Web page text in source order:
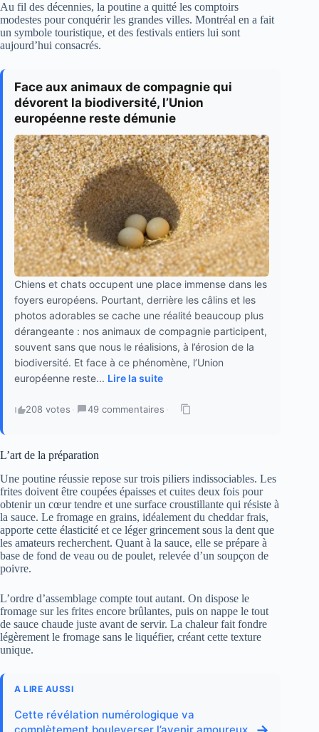
Au fil des décennies, la poutine a quitté les comptoirs
modestes pour conquérir les grandes villes. Montréal en a fait
un symbole touristique, et des festivals entiers lui sont
aujourd’hui consacrés.
Face aux animaux de compagnie qui
dévorent la biodiversité, l’Union
européenne reste démunie
Chiens et chats occupent une place immense dans les
foyers européens. Pourtant, derrière les câlins et les
photos adorables se cache une réalité beaucoup plus
dérangeante : nos animaux de compagnie participent,
souvent sans que nous le réalisions, à l’érosion de la
biodiversité. Et face à ce phénomène, l’Union
européenne reste... Lire la suite
208 votes · 49 commentaires ·
L’art de la préparation
Une poutine réussie repose sur trois piliers indissociables. Les
frites doivent être coupées épaisses et cuites deux fois pour
obtenir un cœur tendre et une surface croustillante qui résiste à
la sauce. Le fromage en grains, idéalement du cheddar frais,
apporte cette élasticité et ce léger grincement sous la dent que
les amateurs recherchent. Quant à la sauce, elle se prépare à
base de fond de veau ou de poulet, relevée d’un soupçon de
poivre.
L’ordre d’assemblage compte tout autant. On dispose le
fromage sur les frites encore brûlantes, puis on nappe le tout
de sauce chaude juste avant de servir. La chaleur fait fondre
légèrement le fromage sans le liquéfier, créant cette texture
unique.
A LIRE AUSSI
Cette révélation numérologique va